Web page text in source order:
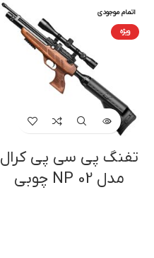
اتمام موجودی
ویژه
تفنگ پی سی پی کرال
مدل NP 02 چوبی